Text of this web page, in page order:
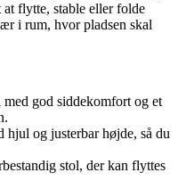
flytte, stable eller folde
i rum, hvor pladsen skal
god siddekomfort og et
hjul og justerbar højde, så du
stol, der kan flyttes